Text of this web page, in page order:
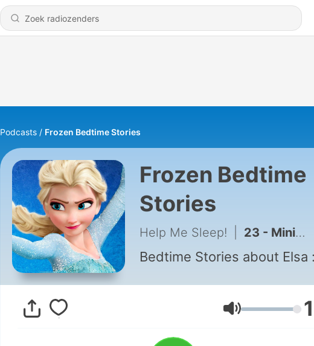
Podcasts Frozen Bedtime Stories
Frozen Bedtime
Stories
Help Me Sleep! 23 - Minions - Bedtime Story
Bedtime Stories about Elsa
Volume 1